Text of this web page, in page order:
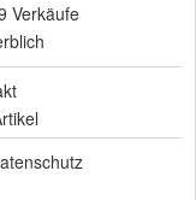
Verkäufe